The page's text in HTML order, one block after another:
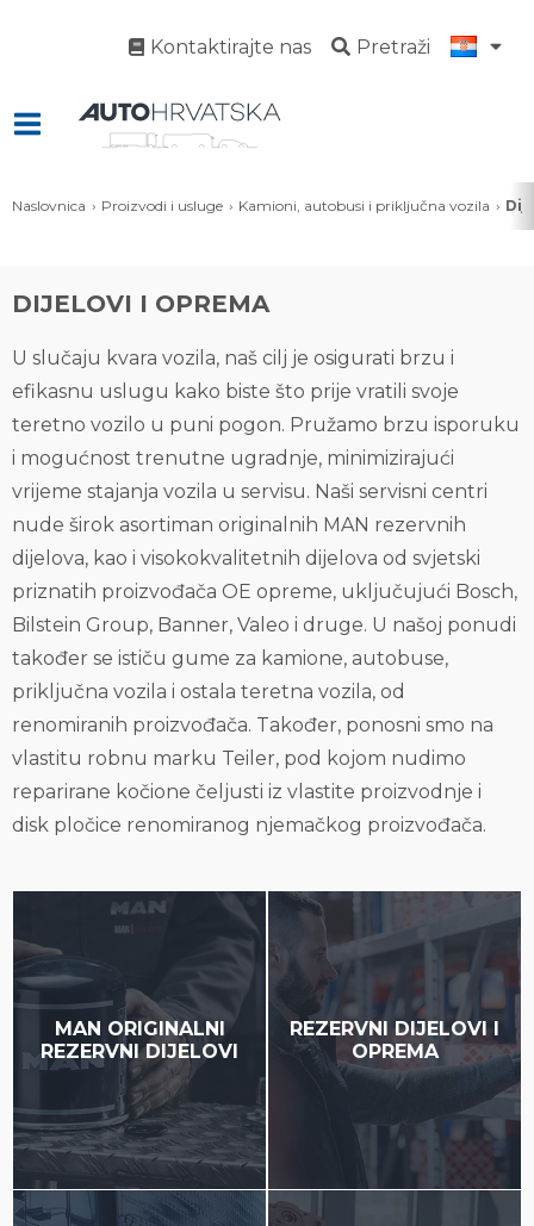
Kontaktirajte nas Pretraži
Naslovnica Proizvodi i usluge Kamioni, autobusi i priključna vozila
DIJELOVI I OPREMA
U slučaju kvara vozila, naš cilj je osigurati brzu i
efikasnu uslugu kako biste što prije vratili svoje
teretno vozilo u puni pogon. Pružamo brzu isporuku
i mogućnost trenutne ugradnje, minimizirajući
vrijeme stajanja vozila u servisu. Naši servisni centri
nude širok asortiman originalnih MAN rezervnih
dijelova, kao i visokokvalitetnih dijelova od svjetski
priznatih proizvođača OE opreme, uključujući Bosch,
Bilstein Group, Banner, Valeo i druge. U našoj ponudi
također se ističu gume za kamione, autobuse,
priključna vozila i ostala teretna vozila, od
renomiranih proizvođača. Također, ponosni smo na
vlastitu robnu marku Teiler, pod kojom nudimo
reparirane kočione čeljusti iz vlastite proizvodnje i
disk pločice renomiranog njemačkog proizvođača.
MAN ORIGINALNI
REZERVNI DIJELOVI
REZERVNI DIJELOVI I
OPREMA